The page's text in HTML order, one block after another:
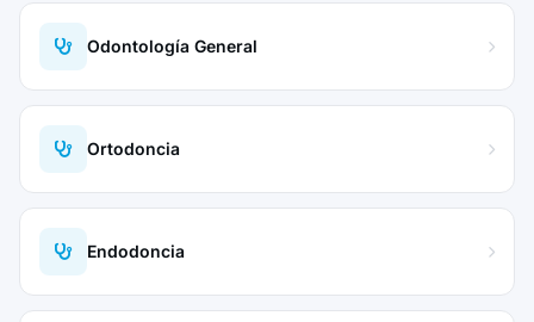
Odontología General
Ortodoncia
Endodoncia